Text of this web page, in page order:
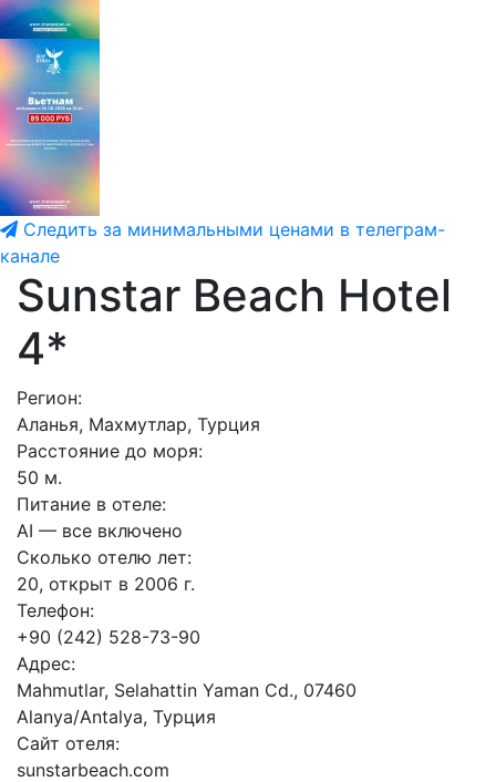
Следить за минимальными ценами в телеграм-
канале
Sunstar Beach Hotel
4*
Регион:
Аланья, Махмутлар, Турция
Расстояние до моря:
50 м.
Питание в отеле:
AI — все включено
Сколько отелю лет:
20, открыт в 2006 г.
Телефон:
+90 (242) 528-73-90
Адрес:
Mahmutlar, Selahattin Yaman Cd., 07460
Alanya/Antalya, Турция
Сайт отеля:
sunstarbeach.com